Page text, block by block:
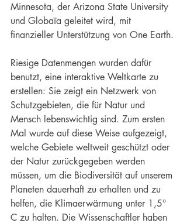
Minnesota, der Arizona State University
und Globaïa geleitet wird, mit
finanzieller Unterstützung von One Earth.
Riesige Datenmengen wurden dafür
benutzt, eine interaktive Weltkarte zu
erstellen: Sie zeigt ein Netzwerk von
Schutzgebieten, die für Natur und
Mensch lebenswichtig sind. Zum ersten
Mal wurde auf diese Weise aufgezeigt,
welche Gebiete weltweit geschützt oder
der Natur zurückgegeben werden
müssen, um die Biodiversität auf unserem
Planeten dauerhaft zu erhalten und zu
helfen, die Klimaerwärmung unter 1,5°
C zu halten. Die Wissenschaftler haben